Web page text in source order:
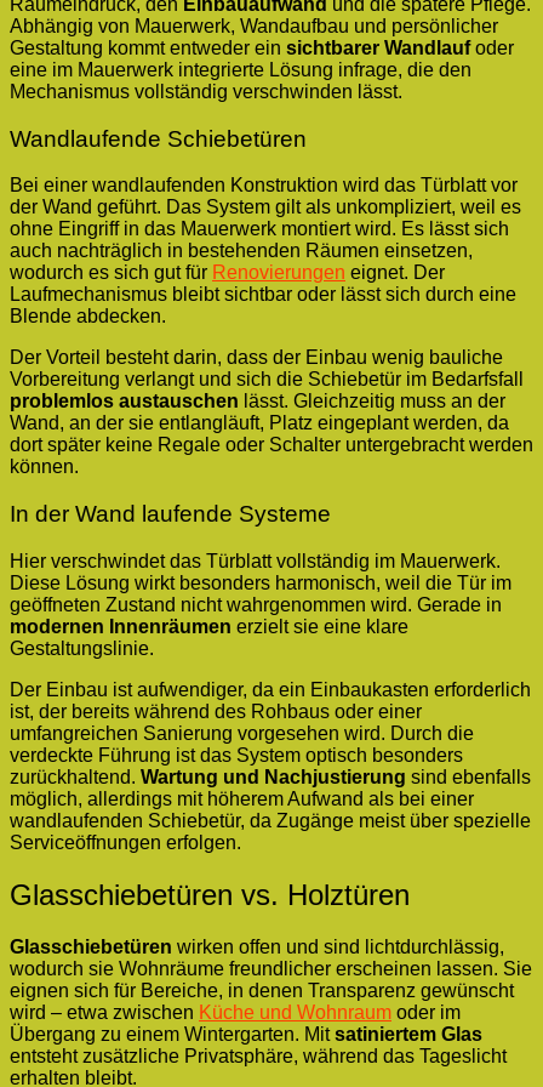
Abhängig von Mauerwerk, Wandaufbau und persönlicher
Gestaltung kommt entweder ein sichtbarer Wandlaufoder
eine im Mauerwerk integrierte Lösung infrage, die den
Mechanismus vollständig verschwinden lässt.
Wandlaufende Schiebetüren
Bei einer wandlaufenden Konstruktion wird das Türblatt vor
der Wand geführt. Das System gilt als unkompliziert, weil es
ohne Eingriff in das Mauerwerk montiert wird. Es lässt sich
auch nachträglich in bestehenden Räumen einsetzen,
wodurch es sich gut für Renovierungen eignet. Der
Laufmechanismus bleibt sichtbar oder lässt sich durch eine
Blende abdecken.
Der Vorteil besteht darin, dass der Einbau wenig bauliche
Vorbereitung verlangt und sich die Schiebetür im Bedarfsfall
problemlos austauschen lässt. Gleichzeitig muss an der
Wand, an der sie entlangläuft, Platz eingeplant werden, da
dort später keine Regale oder Schalter untergebracht werden
können.
In der Wand laufende Systeme
Hier verschwindet das Türblatt vollständig im Mauerwerk.
Diese Lösung wirkt besonders harmonisch, weil die Tür im
geöffneten Zustand nicht wahrgenommen wird. Gerade in
modernen Innenräumen erzielt sie eine klare
Gestaltungslinie.
Der Einbau ist aufwendiger, da ein Einbaukasten erforderlich
ist, der bereits während des Rohbaus oder einer
umfangreichen Sanierung vorgesehen wird. Durch die
verdeckte Führung ist das System optisch besonders
zurückhaltend. Wartung und Nachjustierung sind ebenfalls
möglich, allerdings mit höherem Aufwand als bei einer
wandlaufenden Schiebetür, da Zugänge meist über spezielle
Serviceöffnungen erfolgen.
Glasschiebetüren vs. Holztüren
Glasschiebetüren wirken offen und sind lichtdurchlässig,
wodurch sie Wohnräume freundlicher erscheinen lassen. Sie
eignen sich für Bereiche, in denen Transparenz gewünscht
wird – etwa zwischen Küche und Wohnraum oder im
Übergang zu einem Wintergarten. Mitsatiniertem Glas
entsteht zusätzliche Privatsphäre, während das Tageslicht
erhalten bleibt.